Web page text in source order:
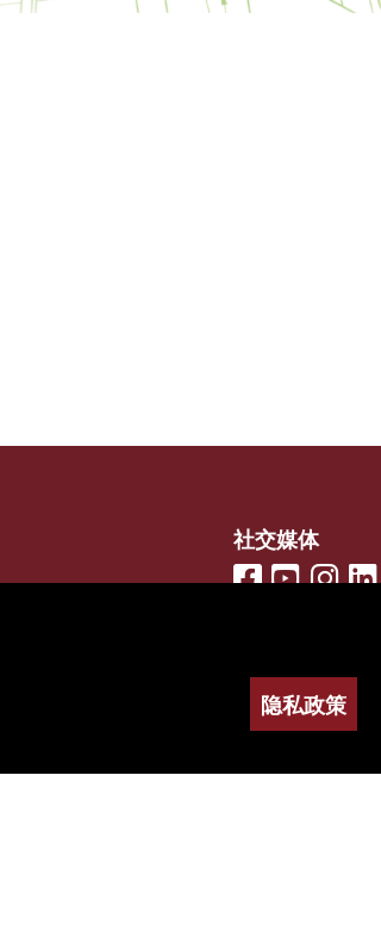
社交媒体
隐私政策